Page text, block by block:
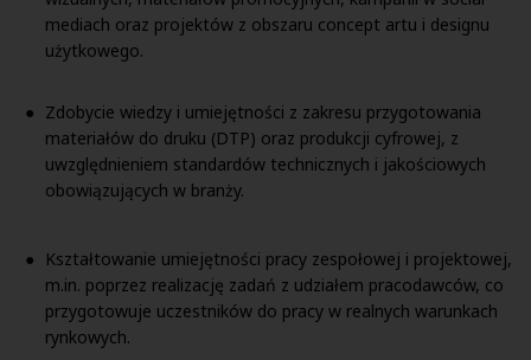
mediach oraz projektów z obszaru concept artu i designu
użytkowego.
Zdobycie wiedzy i umiejętności z zakresu przygotowania
materiałów do druku (DTP) oraz produkcji cyfrowej, z
uwzględnieniem standardów technicznych i jakościowych
obowiązujących w branży.
Kształtowanie umiejętności pracy zespołowej i projektowej,
m.in. poprzez realizację zadań z udziałem pracodawców, co
przygotowuje uczestników do pracy w realnych warunkach
rynkowych.